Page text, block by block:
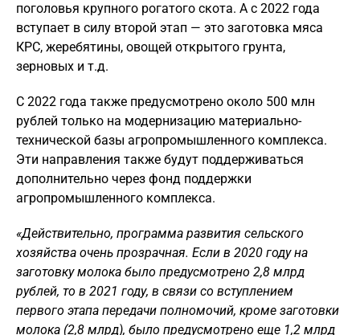
поголовья крупного рогатого скота. А с 2022 года
вступает в силу второй этап — это заготовка мяса
КРС, жеребятины, овощей открытого грунта,
зерновых и т.д.
С 2022 года также предусмотрено около 500 млн
рублей только на модернизацию материально-
технической базы агропромышленного комплекса.
Эти направления также будут поддерживаться
дополнительно через фонд поддержки
агропромышленного комплекса.
«Действительно, программа развития сельского
хозяйства очень прозрачная. Если в 2020 году на
заготовку молока было предусмотрено 2,8 млрд
рублей, то в 2021 году, в связи со вступлением
первого этапа передачи полномочий, кроме заготовки
молока (2,8 млрд), было предусмотрено еще 1,2 млрд